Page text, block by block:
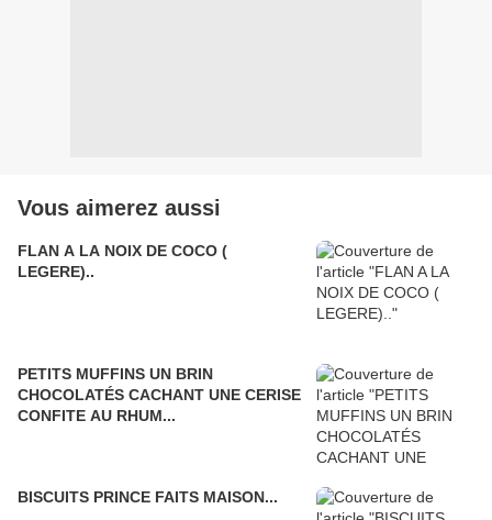
Vous aimerez aussi
FLAN A LA NOIX DE COCO (
LEGERE)..
PETITS MUFFINS UN BRIN
CHOCOLATÉS CACHANT UNE CERISE
CONFITE AU RHUM...
BISCUITS PRINCE FAITS MAISON...